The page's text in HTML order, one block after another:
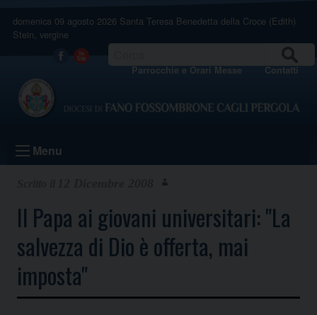
content
domenica 09 agosto 2026 Santa Teresa Benedetta della Croce (Edith)
Stein, vergine
Facebook
Youtube Parrocchie e Orari Messe Contatti
Menu
Il Papa ai giovani universitari: "La
salvezza di Dio è offerta, mai
imposta"